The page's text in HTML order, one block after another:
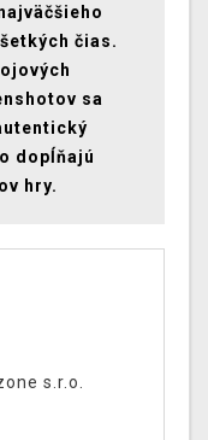
čias.
sa
dopĺňajú
hry.
s.r.o.